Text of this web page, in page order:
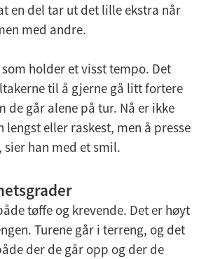
en del tar ut det lille ekstra når
med andre.
holder et visst tempo. Det
til å gjerne gå litt fortere
de går alene på tur. Nå er ikke
lengst eller raskest, men å presse
han med et smil.
tøffe og krevende. Det er høyt
Turene går i terreng, og det
der de går opp og der de